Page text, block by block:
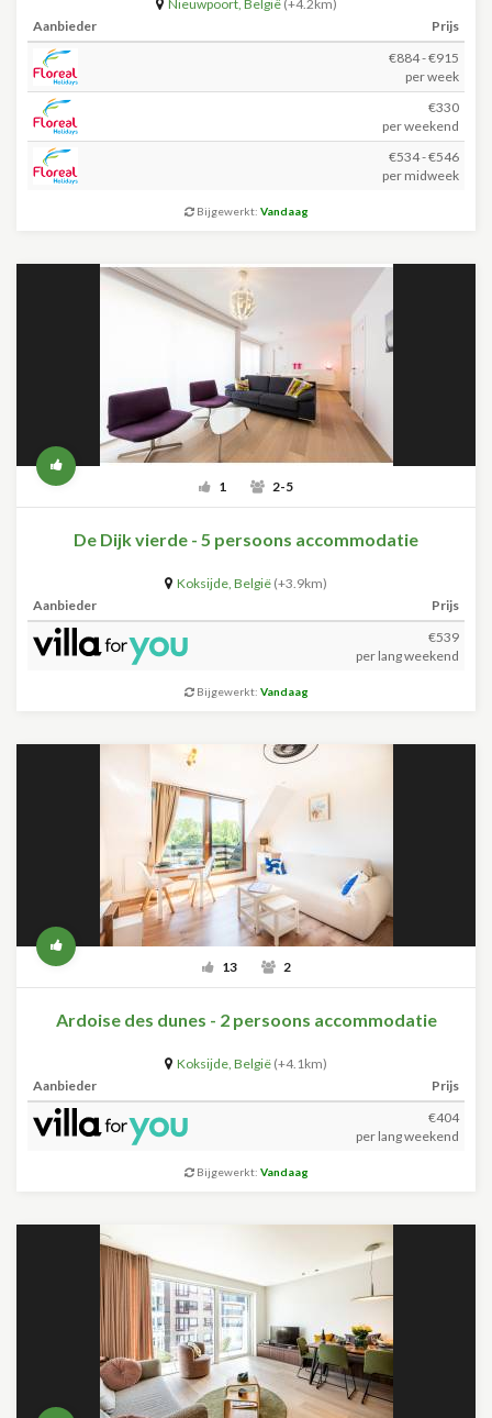
Nieuwpoort, België (+4.2km)
Aanbieder
Prijs
€884 - €915
per week
€330
per weekend
€534 - €546
per midweek
Bijgewerkt: Vandaag
1 2-5
De Dijk vierde - 5 persoons accommodatie
Koksijde, België (+3.9km)
Aanbieder
Prijs
€539
per lang weekend
Bijgewerkt: Vandaag
13 2
Ardoise des dunes - 2 persoons accommodatie
Koksijde, België (+4.1km)
Aanbieder
Prijs
€404
per lang weekend
Bijgewerkt: Vandaag